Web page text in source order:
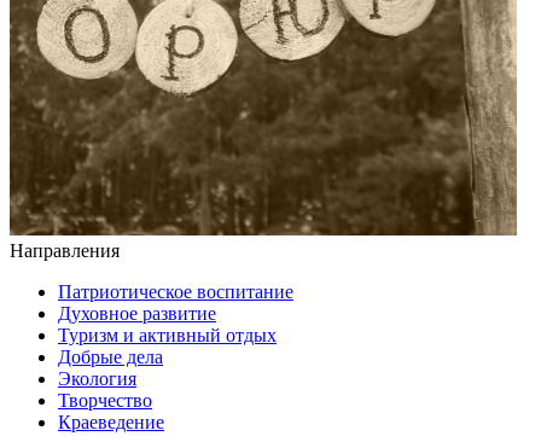
Направления
Патриотическое воспитание
Духовное развитие
Туризм и активный отдых
Добрые дела
Экология
Творчество
Краеведение